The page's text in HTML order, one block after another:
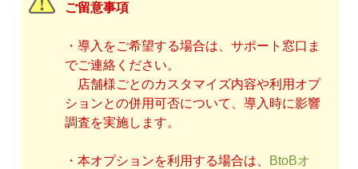
ご留意事項
・導入をご希望する場合は、サポート窓口ま
でご連絡ください。
店舗様ごとのカスタマイズ内容や利用オプ
ションとの併用可否について、導入時に影響
調査を実施します。
・本オプションを利用する場合は、
BtoBオ